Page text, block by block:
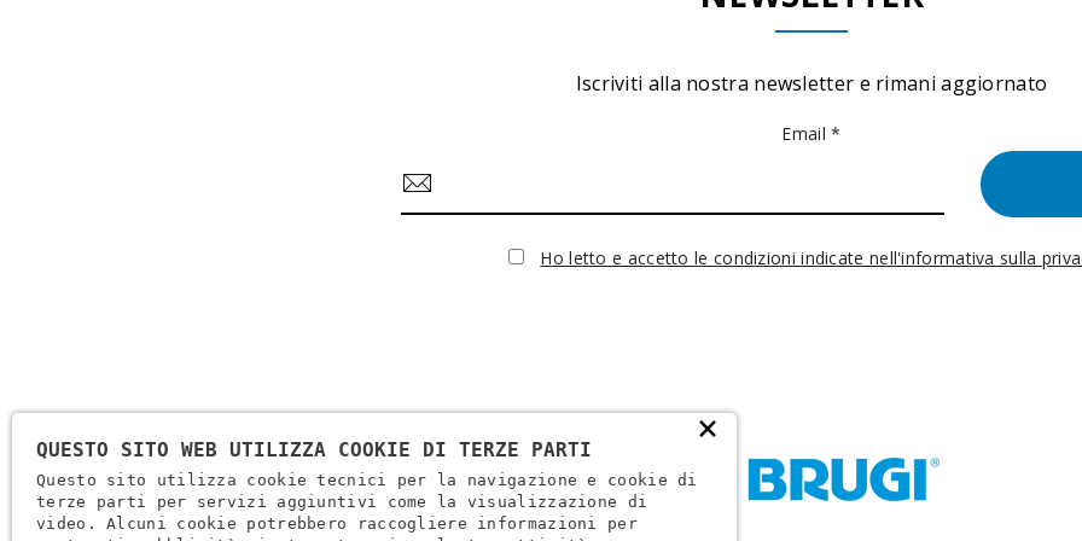
Iscriviti alla nostra newsletter e rimani aggiornato
Email *
Ho letto e accetto le condizioni indicate nell'informativa sulla
×
QUESTO SITO WEB UTILIZZA COOKIE DI TERZE PARTI
Questo sito utilizza cookie tecnici per la navigazione e cookie di
terze parti per servizi aggiuntivi come la visualizzazione di
video. Alcuni cookie potrebbero raccogliere informazioni per